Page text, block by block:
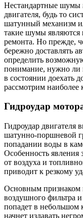
Нестандартные шумы
двигателя, будь то
шатунный механизм
такие шумы являются
ремонта. Но прежде,
бережно доставлять
определить
понимание, нужно ли
в состоянии доехать
рассмотрим наиболее
Гидроудар
Гидроудар двигателя
шатунно-поршневой
попадании воды в
Особенность явления
от воздуха и
приводит к резкому
Основным признаком
воздушного фильтра
попадет в небольшом
начнет издавать